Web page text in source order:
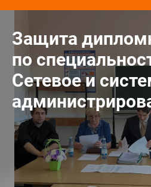
Защита
по
Сетевое и